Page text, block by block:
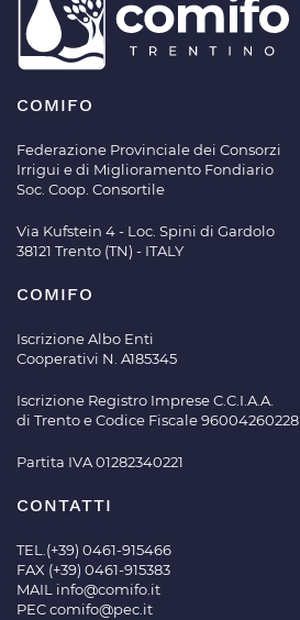
COMIFO
Federazione Provinciale dei Consorzi
Irrigui e di Miglioramento Fondiario
Soc. Coop. Consortile
Via Kufstein 4 - Loc. Spini di Gardolo
38121 Trento (TN) - ITALY
COMIFO
Iscrizione Albo Enti
Cooperativi N. A185345
Iscrizione Registro Imprese C.C.I.A.A.
di Trento e Codice Fiscale 96004260228
Partita IVA 01282340221
CONTATTI
TEL.(+39) 0461-915466
FAX (+39) 0461-915383
MAIL info@comifo.it
PECcomifo@pec.it